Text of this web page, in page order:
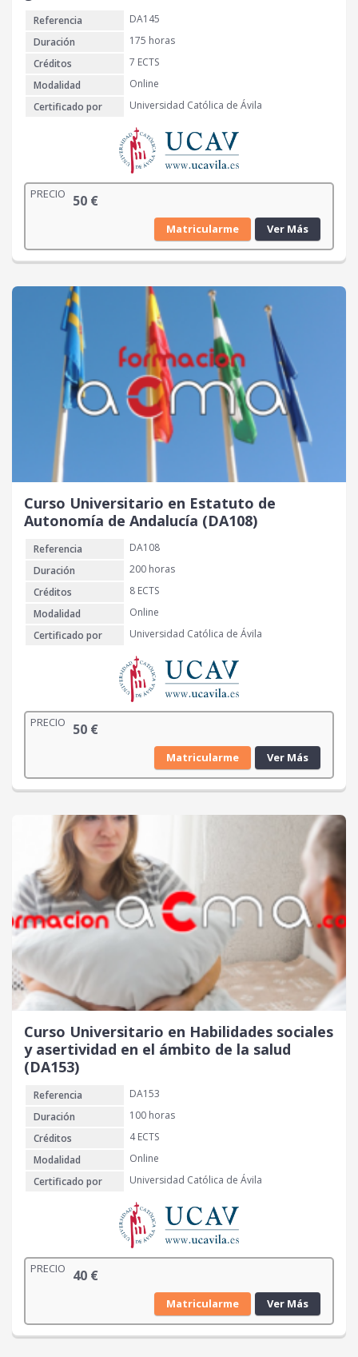
Referencia
DA145
Duración
175 horas
Créditos
7 ECTS
Modalidad
Online
Certificado por
Universidad Católica de Ávila
PRECIO 50 €
Matricularme Ver Más
Curso Universitario en Estatuto de
Autonomía de Andalucía (DA108)
Referencia
DA108
Duración
200 horas
Créditos
8 ECTS
Modalidad
Online
Certificado por
Universidad Católica de Ávila
PRECIO 50 €
Matricularme Ver Más
Curso Universitario en Habilidades sociales
y asertividad en el ámbito de la salud
(DA153)
Referencia
DA153
Duración
100 horas
Créditos
4 ECTS
Modalidad
Online
Certificado por
Universidad Católica de Ávila
PRECIO 40 €
Matricularme Ver Más